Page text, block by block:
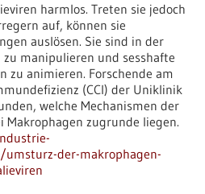
harmlos. Treten sie jedoch
auf, können sie
auslösen. Sie sind in der
manipulieren und sesshafte
zu animieren. Forschende am
(CCI) der Uniklinik
welche Mechanismen der
Makrophagen zugrunde liegen.
der-makrophagen-